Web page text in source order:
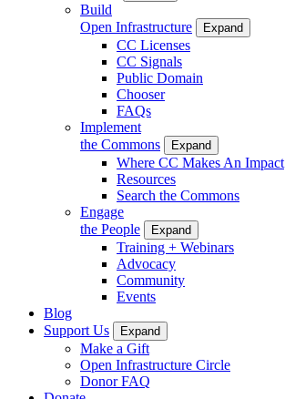
Build
Open Infrastructure
Expand
CC Licenses
CC Signals
Public Domain
Chooser
FAQs
Implement
the Commons
Expand
Where CC Makes An Impact
Resources
Search the Commons
Engage
the People
Expand
Training + Webinars
Advocacy
Community
Events
Blog
Support Us
Expand
Make a Gift
Open Infrastructure Circle
Donor FAQ